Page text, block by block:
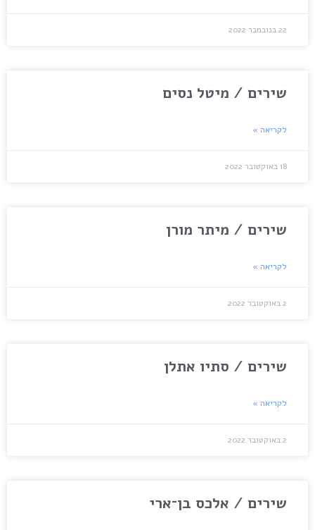
22 בנובמבר 2022
שירים / מיטל נסים
לקריאה »
18 באוקטובר 2022
שירים / מיתר מורן
לקריאה »
2 באוקטובר 2022
שירים / סתיו אתלן
לקריאה »
2 באוקטובר 2022
שירים / אלכס בן־ארי